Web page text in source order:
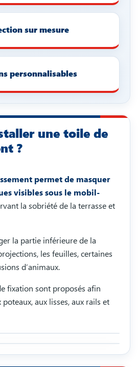
sur mesure
personnalisables
une toile de
?
permet de masquer
visibles sous le mobil-
la sobriété de la terrasse et
la partie inférieure de la
les feuilles, certaines
d’animaux.
fixation sont proposés afin
aux lisses, aux rails et